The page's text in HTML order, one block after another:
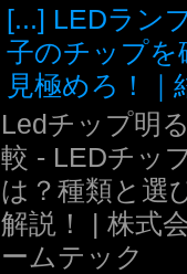
[...] LEDラン
子のチップを
見極めろ！｜
Ledチップ明
較 - LEDチッ
は？種類と選
解説！ | 株式
ームテック